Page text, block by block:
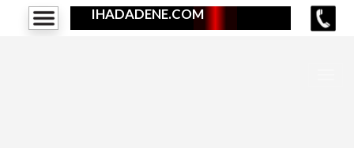
IHADADENE.COM